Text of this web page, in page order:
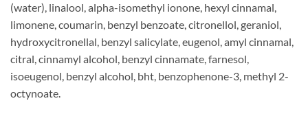
(water), linalool, alpha-isomethyl ionone, hexyl cinnamal,
limonene, coumarin, benzyl benzoate, citronellol, geraniol,
hydroxycitronellal, benzyl salicylate, eugenol, amyl cinnamal,
citral, cinnamyl alcohol, benzyl cinnamate, farnesol,
isoeugenol, benzyl alcohol, bht, benzophenone-3, methyl 2-
octynoate.